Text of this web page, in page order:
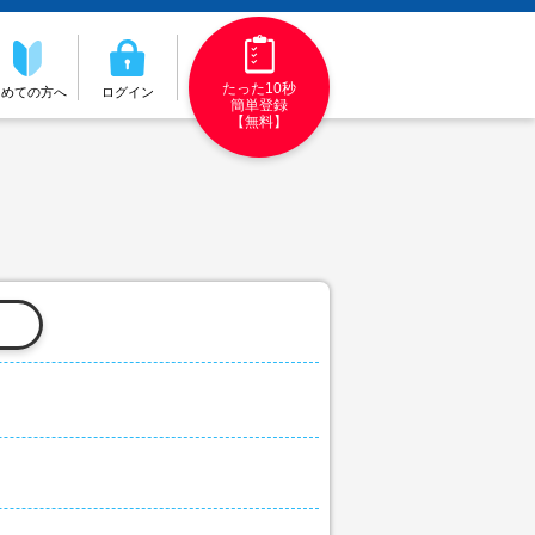
ての方へ ログイン
たった10秒
簡単登録
【無料】